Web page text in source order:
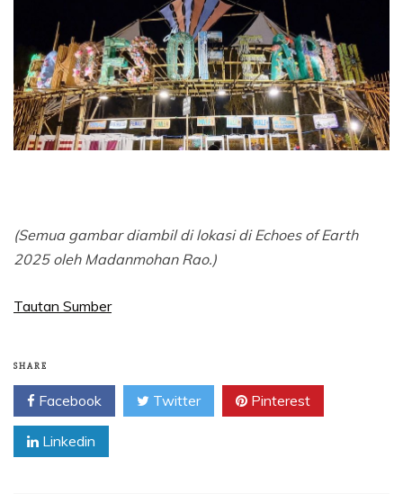
(Semua gambar diambil di lokasi di Echoes of Earth
2025 oleh Madanmohan Rao.)
Tautan Sumber
SHARE
Facebook Twitter Pinterest
Linkedin